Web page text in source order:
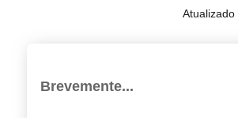
Brevemente...